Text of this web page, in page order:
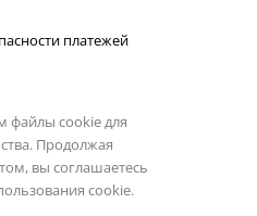
платежей
файлы cookie для
Продолжая
вы соглашаетесь
cookie.